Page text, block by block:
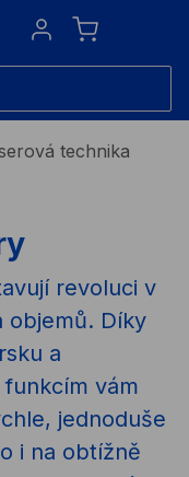
Sign in
technika
revoluci v
objemů. Díky
a
vám
jednoduše
i na obtížně